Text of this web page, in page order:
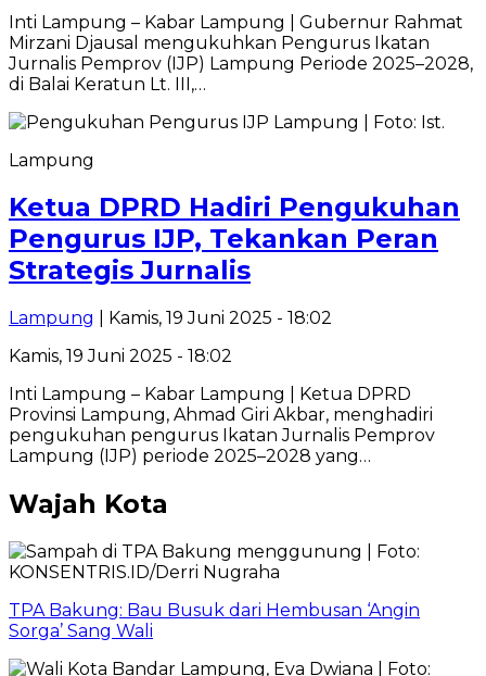
Inti Lampung – Kabar Lampung | Gubernur Rahmat
Mirzani Djausal mengukuhkan Pengurus Ikatan
Jurnalis Pemprov (IJP) Lampung Periode 2025–2028,
di Balai Keratun Lt. III,…
Lampung
Ketua DPRD Hadiri Pengukuhan
Pengurus IJP, Tekankan Peran
Strategis Jurnalis
Lampung
| Kamis, 19 Juni 2025 - 18:02
Kamis, 19 Juni 2025 - 18:02
Inti Lampung – Kabar Lampung | Ketua DPRD
Provinsi Lampung, Ahmad Giri Akbar, menghadiri
pengukuhan pengurus Ikatan Jurnalis Pemprov
Lampung (IJP) periode 2025–2028 yang…
Wajah Kota
TPA Bakung: Bau Busuk dari Hembusan ‘Angin
Sorga’ Sang Wali